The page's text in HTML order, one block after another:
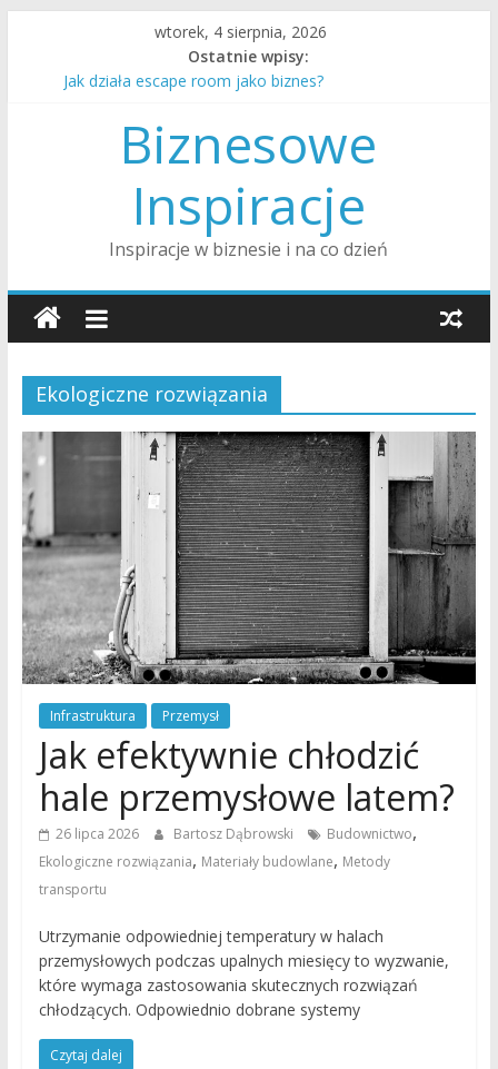
content
wtorek, 4 sierpnia, 2026
Ostatnie wpisy:
Jak działa escape room jako biznes?
Jak influencer marketing działa w branży rozrywki?
Jak dobrze wybrać plan taryfowy w kinie multipleks?
Biznesowe
Inspiracje
Inspiracje w biznesie i na co dzień
Ekologiczne rozwiązania
Infrastruktura Przemysł
Jak efektywnie chłodzić
hale przemysłowe latem?
26 lipca 2026 Bartosz Dąbrowski Budownictwo,
Ekologiczne rozwiązania, Materiały budowlane, Metody
transportu
Utrzymanie odpowiedniej temperatury w halach
przemysłowych podczas upalnych miesięcy to wyzwanie,
które wymaga zastosowania skutecznych rozwiązań
chłodzących. Odpowiednio dobrane systemy
Czytaj dalej